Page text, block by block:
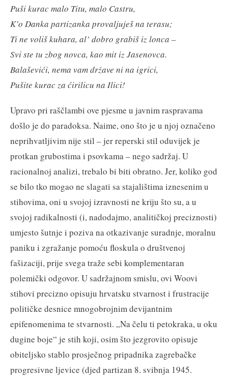
Puši kurac malo Titu, malo Castru,
K’o Danka partizanka provaljuješ na terasu;
Ti ne voliš kuhara, al’ dobro grabiš iz lonca –
Svi ste tu zbog novca, kao mit iz Jasenovca.
Balaševići, nema vam države ni na igrici,
Pušite kurac za ćirilicu na Ilici!
Upravo pri raščlambi ove pjesme u javnim raspravama
došlo je do paradoksa. Naime, ono što je u njoj označeno
neprihvatljivim nije stil – jer reperski stil oduvijek je
protkan grubostima i psovkama – nego sadržaj. U
racionalnoj analizi, trebalo bi biti obratno. Jer, koliko god
se bilo tko mogao ne slagati sa stajalištima iznesenim u
stihovima, oni u svojoj izravnosti ne kriju što su, a u
svojoj radikalnosti (i, nadodajmo, analitičkoj preciznosti)
umjesto šutnje i poziva na otkazivanje suradnje, moralnu
paniku i zgražanje pomoću floskula o društvenoj
fašizaciji, prije svega traže sebi komplementaran
polemički odgovor. U sadržajnom smislu, ovi Woovi
stihovi precizno opisuju hrvatsku stvarnost i frustracije
političke desnice mnogobrojnim devijantnim
epifenomenima te stvarnosti. „Na čelu ti petokraka, u oku
dugine boje“ je stih koji, osim što jezgrovito opisuje
obiteljsko stablo prosječnog pripadnika zagrebačke
progresivne ljevice (djed partizan 8. svibnja 1945.